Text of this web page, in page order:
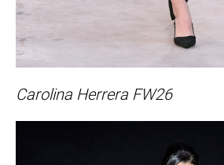
Carolina Herrera FW26